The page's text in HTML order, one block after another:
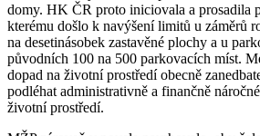
domy. HK ČR proto iniciovala a prosadila
kterému došlo k navýšení limitů u záměrů
na desetinásobek zastavěné plochy a u
původních 100 na 500 parkovacích míst.
dopad na životní prostředí obecně
podléhat administrativně a finančně
životní prostředí.